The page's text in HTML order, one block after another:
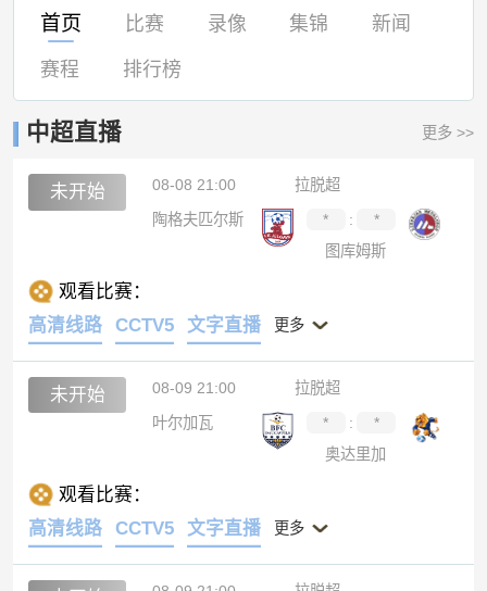
首页 比赛 录像 集锦 新闻
赛程 排行榜
中超直播 更多 >>
未开始 08-08 21:00
拉脱超
陶格夫匹尔斯
* :
*
图库姆斯
观看比赛：
高清线路
CCTV5 文字直播 更多
未开始 08-09 21:00
拉脱超
叶尔加瓦
* :
*
奥达里加
观看比赛：
高清线路
CCTV5 文字直播 更多